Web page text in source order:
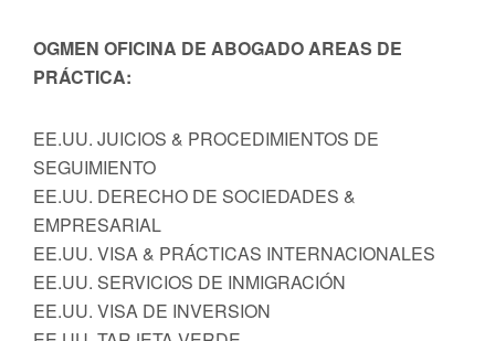
OGMEN OFICINA DE ABOGADO AREAS DE
PRÁCTICA:
EE.UU. JUICIOS & PROCEDIMIENTOS DE
SEGUIMIENTO
EE.UU. DERECHO DE SOCIEDADES &
EMPRESARIAL
EE.UU. VISA & PRÁCTICAS INTERNACIONALES
EE.UU. SERVICIOS DE INMIGRACIÓN
EE.UU. VISA DE INVERSION